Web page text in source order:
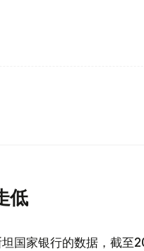
低
国家银行的数据，截至